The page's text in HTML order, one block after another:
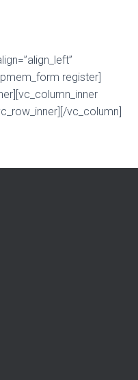
register]
vc_column]